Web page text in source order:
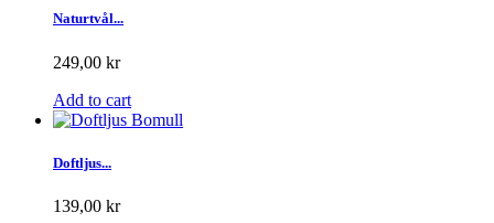
Naturtvål...
249,00 kr
Add to cart
Doftljus...
139,00 kr